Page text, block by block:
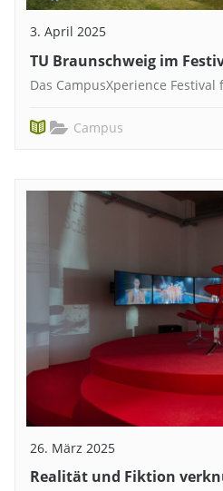
3. April 2025
TU Braunschweig im
Das CampusXperience
Campus
26. März 2025
Realität und Fiktion